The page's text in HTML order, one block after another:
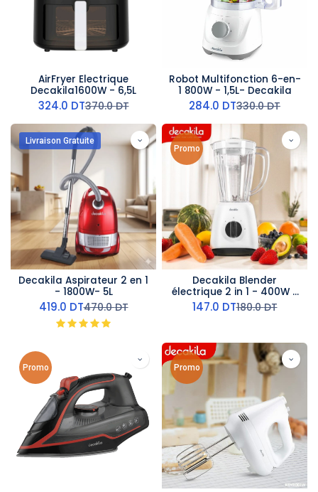
AirFryer Electrique
Decakila1600W - 6,5L
324.0 DT370.0DT
Robot Multifonction 6-en-
1 800W - 1,5L- Decakila
284.0 DT330.0DT
Livraison Gratuite
Decakila Aspirateur 2 en 1
- 1800W- 5L
419.0 DT470.0DT
Promo
Decakila Blender
électrique 2 in 1 - 400W -
1,5L
147.0 DT180.0DT
Promo Promo